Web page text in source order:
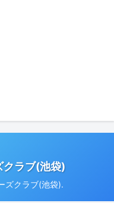
クラブ(池袋)
ズクラブ(池袋).